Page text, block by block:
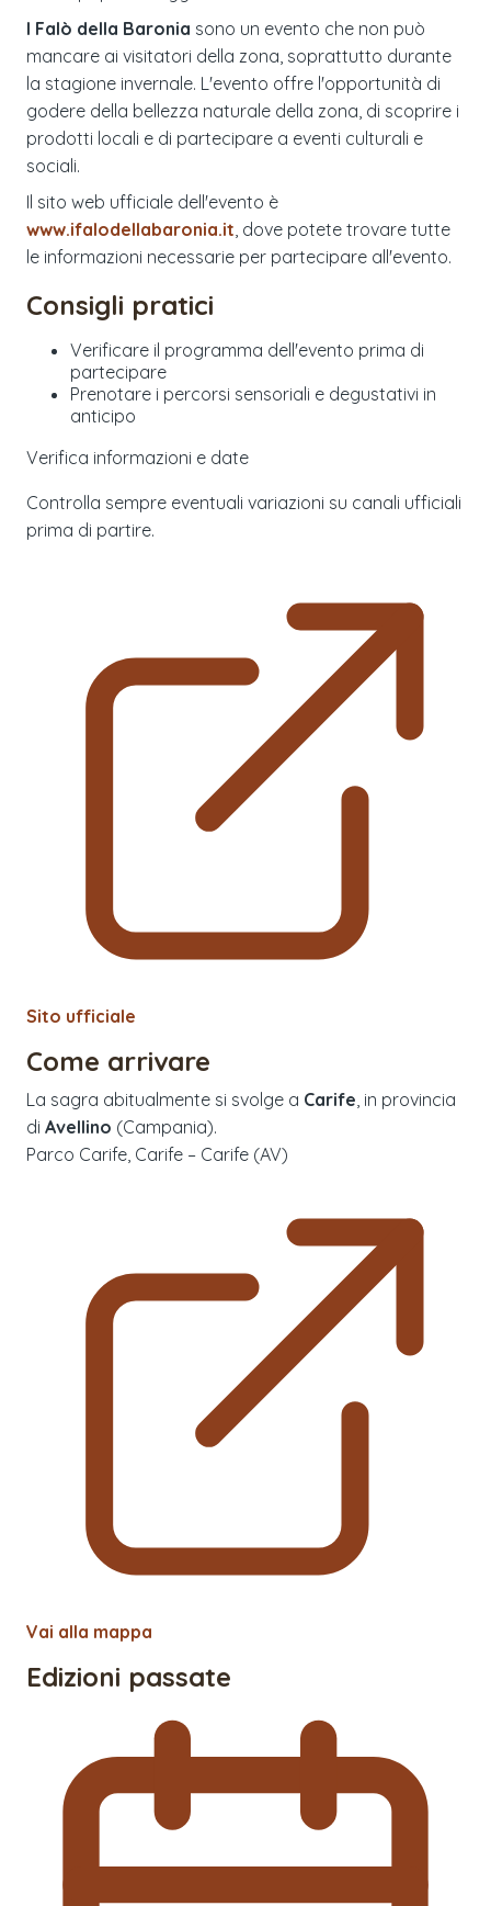
I Falò della Baronia sono un evento che non può
mancare ai visitatori della zona, soprattutto durante
la stagione invernale. L'evento offre l'opportunità di
godere della bellezza naturale della zona, di scoprire i
prodotti locali e di partecipare a eventi culturali e
sociali.
Il sito web ufficiale dell'evento è
www.ifalodellabaronia.it , dove potete trovare tutte
le informazioni necessarie per partecipare all'evento.
Consigli pratici
Verificare il programma dell'evento prima di
partecipare
Prenotare i percorsi sensoriali e degustativi in
anticipo
Verifica informazioni e date
Controlla sempre eventuali variazioni su canali ufficiali
prima di partire.
Sito ufficiale
Come arrivare
La sagra abitualmente si svolge a Carife , in provincia
di Avellino (Campania).
Parco Carife, Carife – Carife (AV)
Vai alla mappa
Edizioni passate